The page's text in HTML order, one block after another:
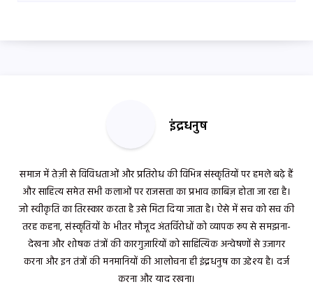
इंद्रधनुष
समाज में तेज़ी से विविधताओं और प्रतिरोध की विभिन्न संस्कृतियों पर हमले बढ़े हैं
और साहित्य समेत सभी कलाओं पर राजसत्ता का प्रभाव क़ाबिज़ होता जा रहा है।
जो स्वीकृति का तिरस्कार करता है उसे मिटा दिया जाता है। ऐसे में सच को सच की
तरह कहना, संस्कृतियों के भीतर मौजूद अंतर्विरोधों को व्यापक रूप से समझना-
देखना और शोषक तंत्रों की कारगुज़ारियों को साहित्यिक अन्वेषणों से उजागर
करना और इन तंत्रों की मनमानियों की आलोचना ही इंद्रधनुष का उद्देश्य है। दर्ज
करना और याद रखना।